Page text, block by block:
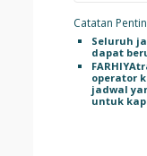
Catatan
Seluruh
dapat
operator
jadwal
untuk